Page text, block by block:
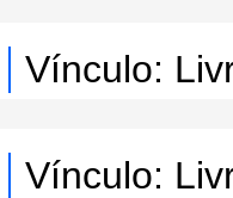
Vínculo:
Vínculo: